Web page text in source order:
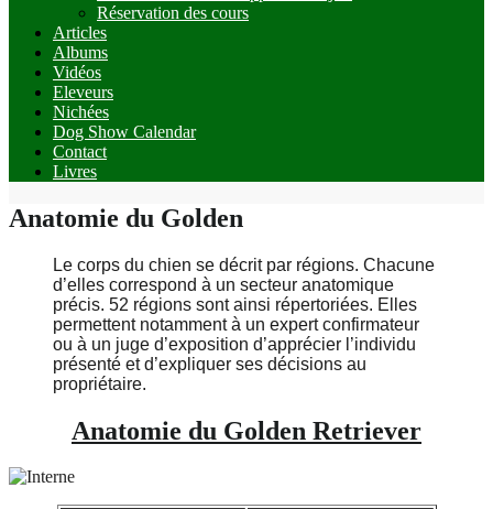
Réservation des cours
Articles
Albums
Vidéos
Eleveurs
Nichées
Dog Show Calendar
Contact
Livres
Anatomie du Golden
Le corps du chien se décrit par régions. Chacune
d’elles correspond à un secteur anatomique
précis. 52 régions sont ainsi répertoriées. Elles
permettent notamment à un expert confirmateur
ou à un juge d’exposition d’apprécier l’individu
présenté et d’expliquer ses décisions au
propriétaire.
Anatomie du Golden Retriever